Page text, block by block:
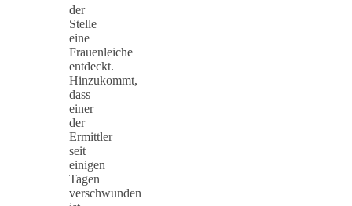
der
Stelle
eine
Frauenleiche
entdeckt.
Hinzukommt,
dass
einer
der
Ermittler
seit
einigen
Tagen
verschwunden